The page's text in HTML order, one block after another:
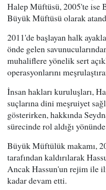
Halep Müftüsü, 2005'te ise
Büyük Müftüsü olarak
2011'de başlayan halk
önde gelen
muhaliflere yönelik sert
operasyonlarını
İnsan hakları kuruluşları,
suçlarına dini meşruiyet
gösterirken, hakkında
sürecinde rol aldığı
Büyük Müftülük makamı,
tarafından kaldırılarak
Ancak Hassun'un rejim ile
kadar devam etti.